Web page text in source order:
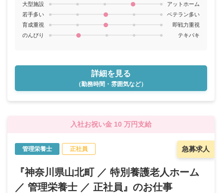
大型施設
アットホーム
若手多い
ベテラン多い
育成重視
即戦力重視
のんびり
テキパキ
詳細を見る
（勤務時間・雰囲気など）
入社お祝い金 10 万円支給
急募求人
管理栄養士 正社員
『神奈川県山北町 ／ 特別養護老人ホーム
／ 管理栄養士 ／ 正社員』のお仕事